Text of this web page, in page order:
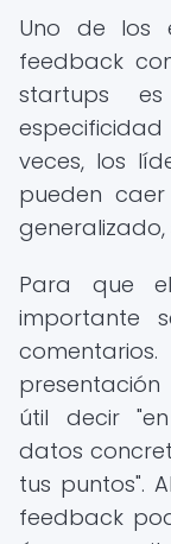
Uno de los
feedback
startups
veces, los
pueden
Para que
importante
útil decir
datos
tus puntos".
feedback